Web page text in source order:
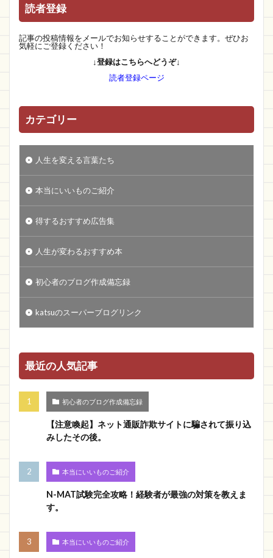
読者登録
記事の投稿情報をメールでお知らせすることができます。ぜひお
気軽にご登録ください！
↓登録はこちらへどうぞ↓
読者登録ページ
カテゴリー
人生を変える言葉たち
本当にいいものご紹介
得するおすすめ広告集
人生が変わるおすすめ本
初心者のブログ作成備忘録
katsuのスーパーブログリンク
最近の人気記事
初心者のブログ作成備忘録
【注意喚起】ネット通販詐欺サイトに騙されて振り込
みしたその後。
本当にいいものご紹介
N-MAT試験完全攻略！経験者が最強の対策を教えま
す。
本当にいいものご紹介